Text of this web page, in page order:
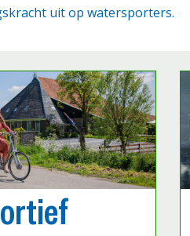
uit op watersporters.